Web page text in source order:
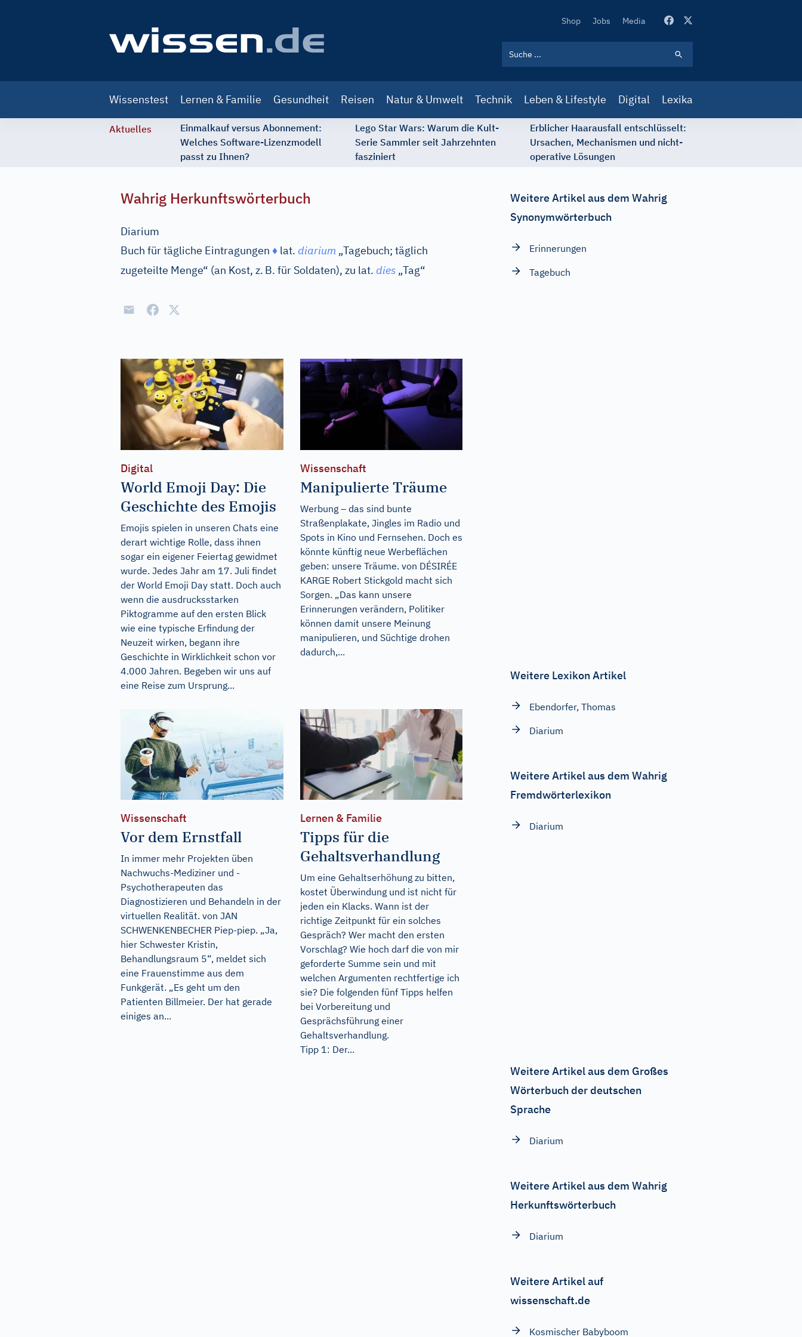
Secondary
Shop Jobs Media
navigation
Wissenstest Lernen & Familie Gesundheit Reisen Natur & Umwelt Technik Leben & Lifestyle Digital Lexika
Aktuelles
Einmalkauf versus Abonnement:
Welches Software-Lizenzmodell
passt zu Ihnen?
Lego Star Wars: Warum die Kult-
Serie Sammler seit Jahrzehnten
fasziniert
Erblicher Haarausfall entschlüsselt:
Ursachen, Mechanismen und nicht-
operative Lösungen
Wahrig Herkunftswörterbuch
Diarium
Buch für tägliche Eintragungen ♦ lat. diarium „Tagebuch; täglich
zugeteilte Menge“ (an Kost, z. B. für Soldaten), zu lat. dies „Tag“
Digital
World Emoji Day: Die
Geschichte des Emojis
Emojis spielen in unseren Chats eine
derart wichtige Rolle, dass ihnen
sogar ein eigener Feiertag gewidmet
wurde. Jedes Jahr am 17. Juli findet
der World Emoji Day statt. Doch auch
wenn die ausdrucksstarken
Piktogramme auf den ersten Blick
wie eine typische Erfindung der
Neuzeit wirken, begann ihre
Geschichte in Wirklichkeit schon vor
4.000 Jahren. Begeben wir uns auf
eine Reise zum Ursprung...
Wissenschaft
Manipulierte Träume
Werbung – das sind bunte
Straßenplakate, Jingles im Radio und
Spots in Kino und Fernsehen. Doch es
könnte künftig neue Werbeflächen
geben: unsere Träume. von DÉSIRÉE
KARGE Robert Stickgold macht sich
Sorgen. „Das kann unsere
Erinnerungen verändern, Politiker
können damit unsere Meinung
manipulieren, und Süchtige drohen
dadurch,...
Wissenschaft
Vor dem Ernstfall
In immer mehr Projekten üben
Nachwuchs-Mediziner und -
Psychotherapeuten das
Diagnostizieren und Behandeln in der
virtuellen Realität. von JAN
SCHWENKENBECHER Piep-piep. „Ja,
hier Schwester Kristin,
Behandlungsraum 5“, meldet sich
eine Frauenstimme aus dem
Funkgerät. „Es geht um den
Patienten Billmeier. Der hat gerade
einiges an...
Lernen & Familie
Tipps für die
Gehaltsverhandlung
Um eine Gehaltserhöhung zu bitten,
kostet Überwindung und ist nicht für
jeden ein Klacks. Wann ist der
richtige Zeitpunkt für ein solches
Gespräch? Wer macht den ersten
Vorschlag? Wie hoch darf die von mir
geforderte Summe sein und mit
welchen Argumenten rechtfertige ich
sie? Die folgenden fünf Tipps helfen
bei Vorbereitung und
Gesprächsführung einer
Gehaltsverhandlung.
Tipp 1: Der...
Weitere Artikel aus dem Wahrig
Synonymwörterbuch
Erinnerungen
Tagebuch
Weitere Lexikon Artikel
Ebendorfer, Thomas
Diarium
Weitere Artikel aus dem Wahrig
Fremdwörterlexikon
Diarium
Weitere Artikel aus dem Großes
Wörterbuch der deutschen
Sprache
Diarium
Weitere Artikel aus dem Wahrig
Herkunftswörterbuch
Diarium
Weitere Artikel auf
wissenschaft.de
Kosmischer Babyboom